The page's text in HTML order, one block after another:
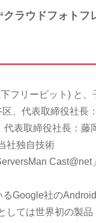
ラウドフォトフ
フリービット) と、
、代表取締役社長：
表取締役社長：藤
社独自技術
Cast@net」
るGoogle社のAndroid
しては世界初の製品